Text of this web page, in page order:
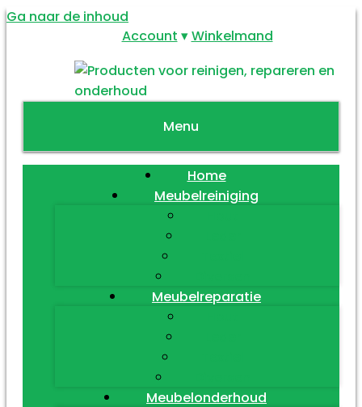
Account Winkelmand
Ga naar de inhoud
Menu
Home
Meubelreiniging
Meubelreparatie
Meubelonderhoud